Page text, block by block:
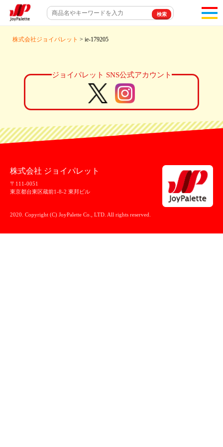
株式会社ジョイパレット > ie-179205
ジョイパレット SNS公式アカウント
株式会社 ジョイパレット
〒111-0051
東京都台東区蔵前1-8-2 東邦ビル
2020. Copyright (C) JoyPalette Co., LTD. All rights reserved.